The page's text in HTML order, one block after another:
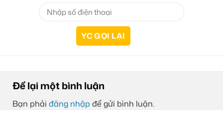
Để lại một bình luận
Bạn phải đăng nhập để gửi bình luận.